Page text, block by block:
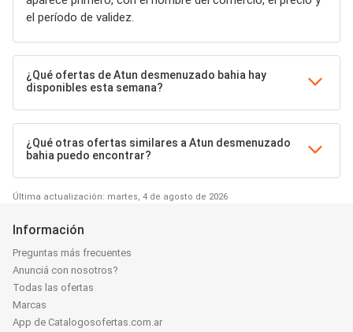
el período de validez.
¿Qué ofertas de Atun desmenuzado bahia hay
disponibles esta semana?
¿Qué otras ofertas similares a Atun desmenuzado
bahia puedo encontrar?
Última actualización: martes, 4 de agosto de 2026
Información
Preguntas más frecuentes
Anunciá con nosotros?
Todas las ofertas
Marcas
App de Catalogosofertas.com.ar